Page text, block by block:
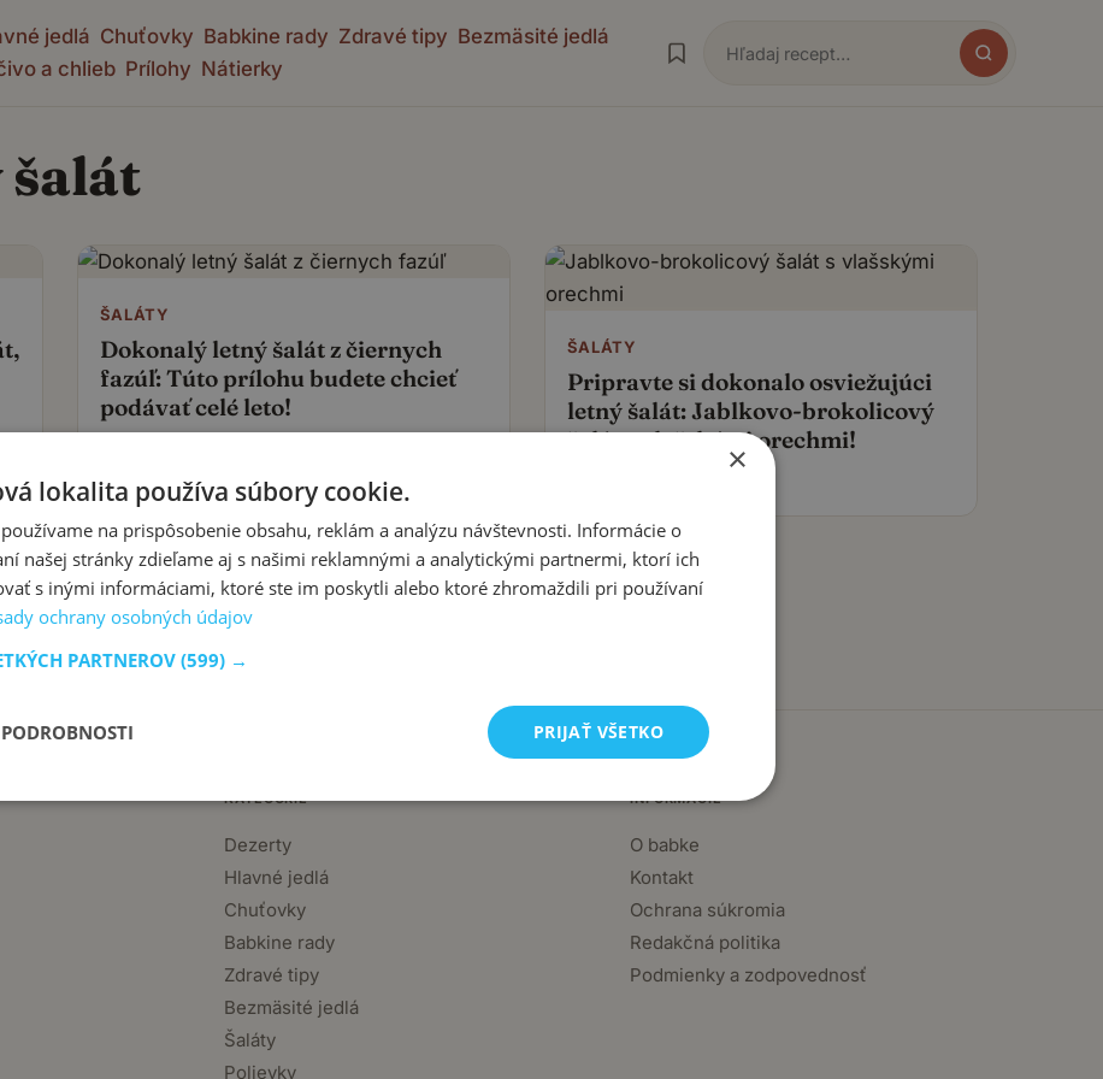
jedlá Chuťovky Babkine rady Zdravé tipy Bezmäsité jedlá
a chlieb Prílohy Nátierky Hľadať
šalát
ŠALÁTY
Dokonalý letný šalát z čiernych
fazúľ: Túto prílohu budete chcieť
podávať celé leto!
ŠALÁTY
Pripravte si dokonalo osviežujúci
letný šalát: Jablkovo-brokolicový
šalát s vlašskými orechmi!
KATEGÓRIE
Dezerty
Hlavné jedlá
Chuťovky
Babkine rady
Zdravé tipy
Bezmäsité jedlá
Šaláty
Polievky
INFORMÁCIE
O babke
Kontakt
Ochrana súkromia
Redakčná politika
Podmienky a zodpovednosť
×
lokalita používa súbory cookie.
na prispôsobenie obsahu, reklám a analýzu návštevnosti. Informácie o
našej stránky zdieľame aj s našimi reklamnými a analytickými partnermi, ktorí ich
s inými informáciami, ktoré ste im poskytli alebo ktoré zhromaždili pri používaní
ochrany osobných údajov
PARTNEROV(599) →
PRIJAŤ VŠETKO